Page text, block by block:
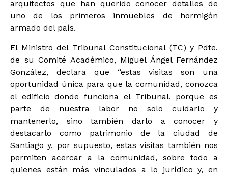
arquitectos que han querido conocer detalles de
uno de los primeros inmuebles de hormigón
armado del país.
El Ministro del Tribunal Constitucional (TC) y Pdte.
de su Comité Académico, Miguel Ángel Fernández
González, declara que “estas visitas son una
oportunidad única para que la comunidad, conozca
el edificio donde funciona el Tribunal, porque es
parte de nuestra labor no solo cuidarlo y
mantenerlo, sino también darlo a conocer y
destacarlo como patrimonio de la ciudad de
Santiago y, por supuesto, estas visitas también nos
permiten acercar a la comunidad, sobre todo a
quienes están más vinculados a lo jurídico y, en